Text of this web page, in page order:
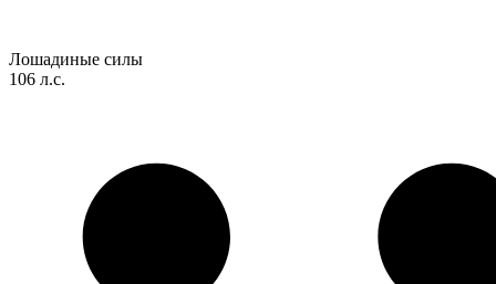
Лошадиные силы
106 л.с.